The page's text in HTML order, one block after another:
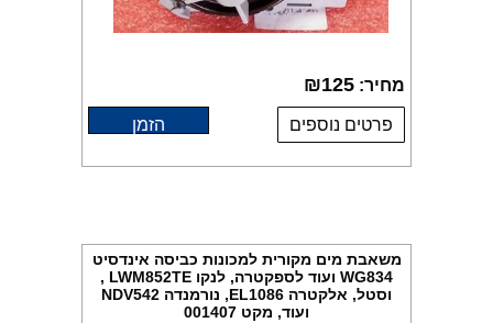
מחיר: ₪125
פרטים נוספים הזמן
משאבת מים מקורית למכונות כביסה אינדסיט
WG834 ועוד לספקטרה, לנקו LWM852TE ,
וסטל, אלקטרה EL1086, נורמנדה NDV542
ועוד, מקט 001407